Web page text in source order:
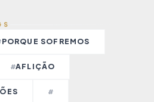
PORQUE SOFREMOS
#AFLIÇÃO
#